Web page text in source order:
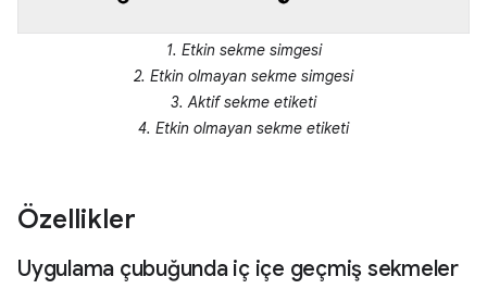
1. Etkin sekme simgesi
2. Etkin olmayan sekme simgesi
3. Aktif sekme etiketi
4. Etkin olmayan sekme etiketi
Özellikler
Uygulama çubuğunda iç içe geçmiş sekmeler